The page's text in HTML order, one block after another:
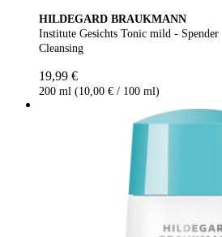
HILDEGARD BRAUKMANN
Institute Gesichts Tonic mild - Spender
Cleansing
19,99 €
200 ml (10,00 € / 100 ml)